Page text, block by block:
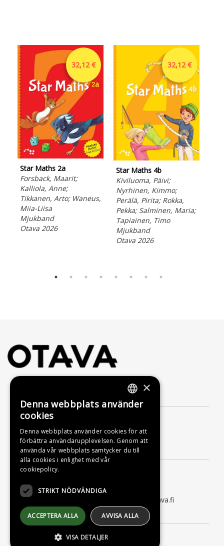
32,12 €
Star Maths 2a
Forsback, Maarit;
Kalliola, Anne;
Tikkanen, Arto; Waneus,
Miia-Liisa
Mjukband
Otava 2026
32,12 €
Star Maths 4b
Kiviluoma, Päivi;
Nyrhinen, Kimmo;
Perälä, Pirita; Rokka,
Pekka; Salminen, Maria;
Tapiainen, Timo
Mjukband
Otava 2026
Förlagsaktiebolaget Otava
00120 Helsingfors
Kundtjänst
Måndag till fredag kl. 9–16
(lna/msa, också för kötiden)
kundtjanst@otava.fi eller asiakaspalvelu@otava.fi
Information
FINNISH
ENGLISH
×
Denna webbplats använder
cookies
Denna webbplats använder cookies för att
förbättra användarupplevelsen. Genom att
använda vår webbplats samtycker du till
alla cookies i enlighet med vår
cookiepolicy.
STRIKT NÖDVÄNDIGA
ACCEPTERA ALLA AVVISA ALLA
VISA DETALJER